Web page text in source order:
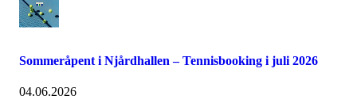
Sommeråpent i Njårdhallen – Tennisbooking i juli 2026
04.06.2026